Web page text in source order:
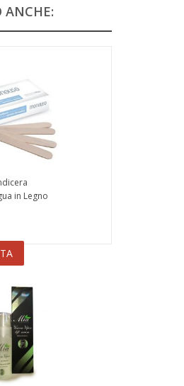
ANCHE:
in Legno